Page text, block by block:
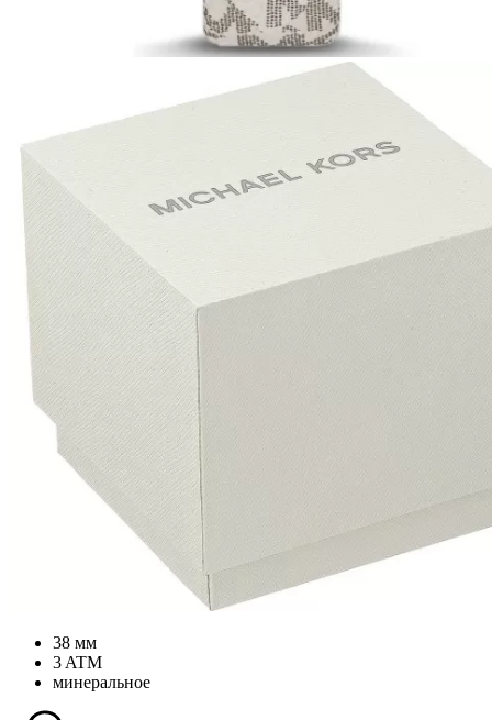
38 мм
3 ATM
минеральное